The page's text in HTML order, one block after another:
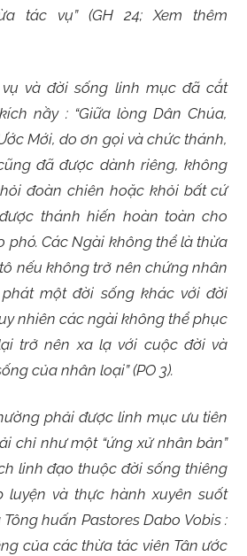
tác vụ” (GH 24; Xem thêm
vụ và đời sống linh mục đã cắt
nầy : “Giữa lòng Dân Chúa,
Mới, do ơn gọi và chức thánh,
đã được dành riêng, không
đoàn chiên hoặc khỏi bất cứ
thánh hiến hoàn toàn cho
phó. Các Ngài không thể là thừa
nếu không trở nên chứng nhân
một đời sống khác với đời
nhiên các ngài không thể phục
trở nên xa lạ với cuộc đời và
của nhân loại” (PO 3).
phải được linh mục ưu tiên
chỉ như một “ứng xử nhân bản”
linh đạo thuộc đời sống thiêng
luyện và thực hành xuyên suốt
huấn Pastores Dabo Vobis :
của các thừa tác viên Tân ước